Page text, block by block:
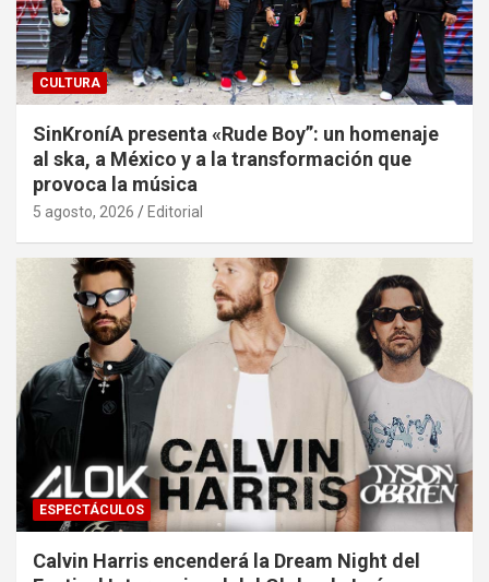
CULTURA
SinKroníA presenta «Rude Boy”: un homenaje
al ska, a México y a la transformación que
provoca la música
5 agosto, 2026 Editorial
ESPECTÁCULOS
Calvin Harris encenderá la Dream Night del